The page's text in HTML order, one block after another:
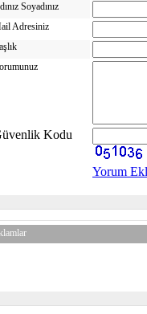
Soyadınız
Adresiniz
Kodu
Yorum